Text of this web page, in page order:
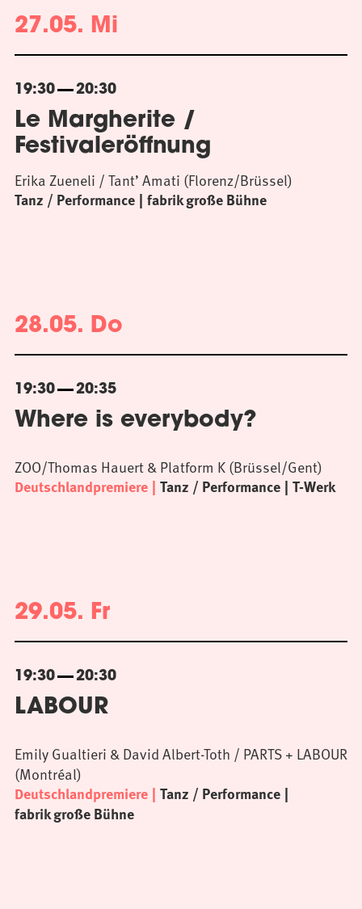
27.05. Mi
19:30 20:30
Le Margherite /
Festivaleröffnung
Tanz / Performance fabrik große Bühne
Erika Zueneli / Tant’ Amati (Florenz/Brüssel)
28.05. Do
19:30 20:35
Where is everybody?
Deutschlandpremiere Tanz / Performance T-Werk
ZOO/Thomas Hauert & Platform K (Brüssel/Gent)
29.05. Fr
19:30 20:30
LABOUR
Deutschlandpremiere Tanz / Performance
fabrik große Bühne
Emily Gualtieri & David Albert-Toth / PARTS + LABOUR
(Montréal)